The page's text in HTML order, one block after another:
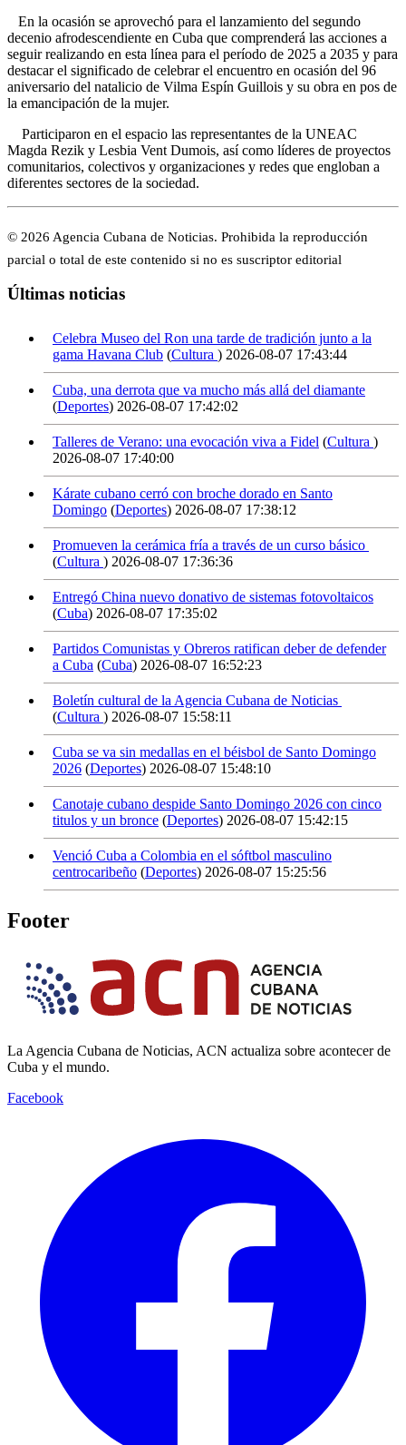
En la ocasión se aprovechó para el lanzamiento del segundo
decenio afrodescendiente en Cuba que comprenderá las acciones a
seguir realizando en esta línea para el período de 2025 a 2035 y para
destacar el significado de celebrar el encuentro en ocasión del 96
aniversario del natalicio de Vilma Espín Guillois y su obra en pos de
la emancipación de la mujer.
Participaron en el espacio las representantes de la UNEAC
Magda Rezik y Lesbia Vent Dumois, así como líderes de proyectos
comunitarios, colectivos y organizaciones y redes que engloban a
diferentes sectores de la sociedad.
© 2026 Agencia Cubana de Noticias. Prohibida la reproducción
parcial o total de este contenido si no es suscriptor editorial
Últimas noticias
Celebra Museo del Ron una tarde de tradición junto a la
gama Havana Club (Cultura ) 2026-08-07 17:43:44
Cuba, una derrota que va mucho más allá del diamante
(Deportes) 2026-08-07 17:42:02
Talleres de Verano: una evocación viva a Fidel (Cultura )
2026-08-07 17:40:00
Kárate cubano cerró con broche dorado en Santo
Domingo (Deportes) 2026-08-07 17:38:12
Promueven la cerámica fría a través de un curso básico
(Cultura ) 2026-08-07 17:36:36
Entregó China nuevo donativo de sistemas fotovoltaicos
(Cuba) 2026-08-07 17:35:02
Partidos Comunistas y Obreros ratifican deber de defender
a Cuba (Cuba) 2026-08-07 16:52:23
Boletín cultural de la Agencia Cubana de Noticias
(Cultura ) 2026-08-07 15:58:11
Cuba se va sin medallas en el béisbol de Santo Domingo
2026 (Deportes) 2026-08-07 15:48:10
Canotaje cubano despide Santo Domingo 2026 con cinco
titulos y un bronce (Deportes) 2026-08-07 15:42:15
Venció Cuba a Colombia en el sóftbol masculino
centrocaribeño (Deportes) 2026-08-07 15:25:56
Footer
La Agencia Cubana de Noticias, ACN actualiza sobre acontecer de
Cuba y el mundo.
Facebook